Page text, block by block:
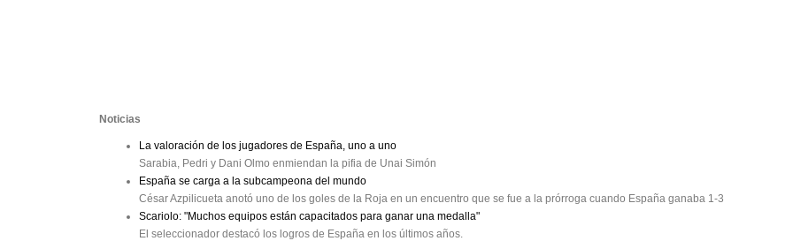
Noticias
La valoración de los jugadores de España, uno a uno
Sarabia, Pedri y Dani Olmo enmiendan la pifia de Unai Simón
España se carga a la subcampeona del mundo
César Azpilicueta anotó uno de los goles de la Roja en un encuentro que se fue a la prórroga cuando España ganaba 1-3
Scariolo: "Muchos equipos están capacitados para ganar una medalla"
El seleccionador destacó los logros de España en los últimos años.